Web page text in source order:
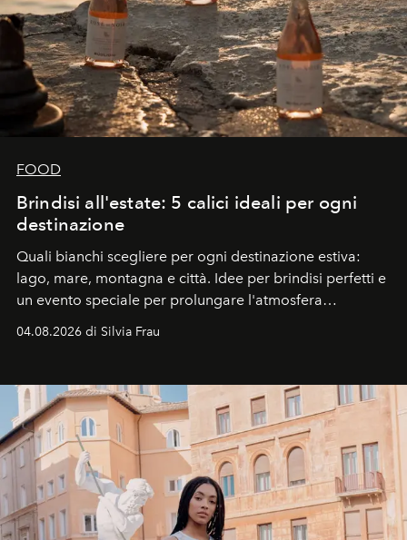
FOOD
Brindisi all'estate: 5 calici ideali per ogni
destinazione
Quali bianchi scegliere per ogni destinazione estiva:
lago, mare, montagna e città. Idee per brindisi perfetti e
un evento speciale per prolungare l'atmosfera
04.08.2026 di Silvia Frau